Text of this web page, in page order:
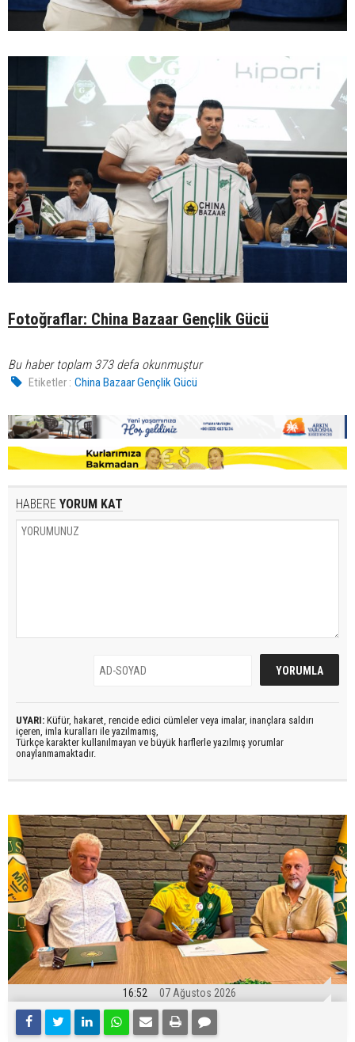
Fotoğraflar: China Bazaar Gençlik Gücü
Bu haber toplam 373 defa okunmuştur
Etiketler : China Bazaar Gençlik Gücü
HABERE YORUM KAT
UYARI: Küfür, hakaret, rencide edici cümleler veya imalar, inançlara saldırı
içeren, imla kuralları ile yazılmamış,
Türkçe karakter kullanılmayan ve büyük harflerle yazılmış yorumlar
onaylanmamaktadır.
16:52 07 Ağustos 2026